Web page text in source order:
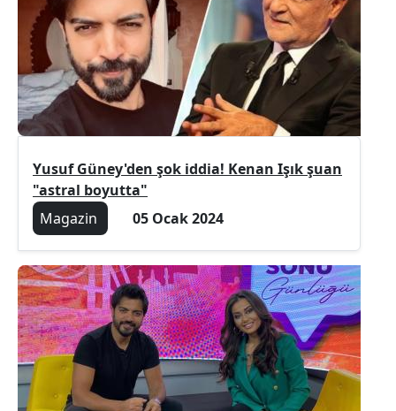
Yusuf Güney'den şok iddia! Kenan Işık şuan
"astral boyutta"
Magazin
05 Ocak 2024